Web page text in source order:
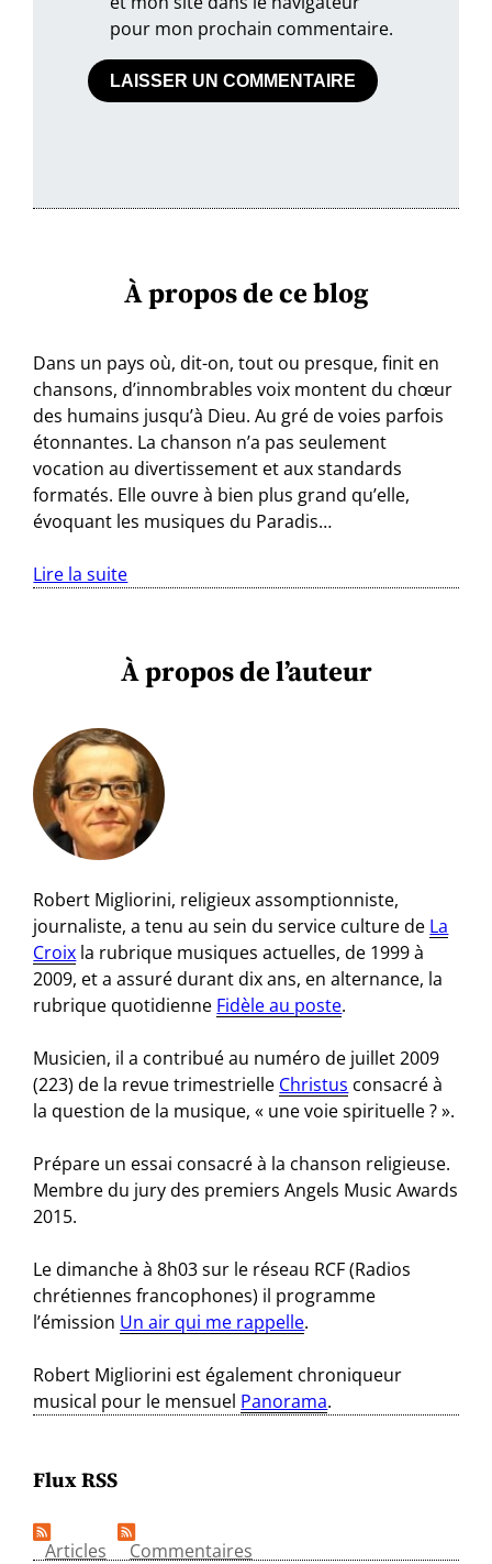
pour mon prochain commentaire.
À propos de ce blog
Dans un pays où, dit-on, tout ou presque, finit en
chansons, d’innombrables voix montent du chœur
des humains jusqu’à Dieu. Au gré de voies parfois
étonnantes. La chanson n’a pas seulement
vocation au divertissement et aux standards
formatés. Elle ouvre à bien plus grand qu’elle,
évoquant les musiques du Paradis…
Lire la suite
À propos de l’auteur
Robert Migliorini, religieux assomptionniste,
journaliste, a tenu au sein du service culture de La
Croix la rubrique musiques actuelles, de 1999 à
2009, et a assuré durant dix ans, en alternance, la
rubrique quotidienne Fidèle au poste.
Musicien, il a contribué au numéro de juillet 2009
(223) de la revue trimestrielle Christus consacré à
la question de la musique, « une voie spirituelle ? ».
Prépare un essai consacré à la chanson religieuse.
Membre du jury des premiers Angels Music Awards
2015.
Le dimanche à 8h03 sur le réseau RCF (Radios
chrétiennes francophones) il programme
l’émission Un air qui me rappelle.
Robert Migliorini est également chroniqueur
musical pour le mensuel Panorama.
Flux RSS
Articles
Commentaires